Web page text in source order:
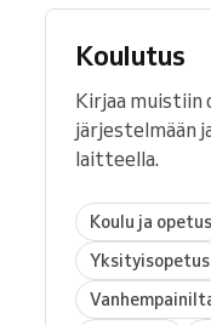
Koulutus
Kirjaa muistiin
järjestelmään
laitteella.
Koulu ja opetus
Yksityisopetus